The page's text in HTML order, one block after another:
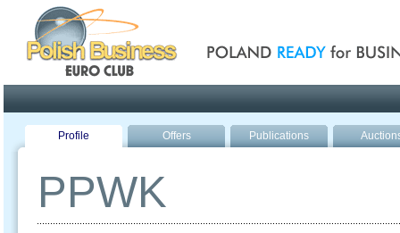
Profile Offers Publications
PPWK